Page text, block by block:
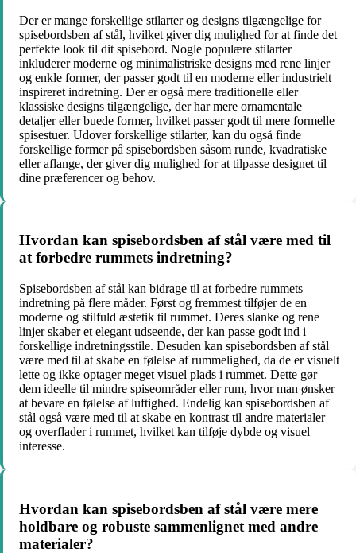
Der er mange forskellige stilarter og designs tilgængelige for
spisebordsben af stål, hvilket giver dig mulighed for at finde det
perfekte look til dit spisebord. Nogle populære stilarter
inkluderer moderne og minimalistriske designs med rene linjer
og enkle former, der passer godt til en moderne eller industrielt
inspireret indretning. Der er også mere traditionelle eller
klassiske designs tilgængelige, der har mere ornamentale
detaljer eller buede former, hvilket passer godt til mere formelle
spisestuer. Udover forskellige stilarter, kan du også finde
forskellige former på spisebordsben såsom runde, kvadratiske
eller aflange, der giver dig mulighed for at tilpasse designet til
dine præferencer og behov.
Hvordan kan spisebordsben af stål være med til
at forbedre rummets indretning?
Spisebordsben af stål kan bidrage til at forbedre rummets
indretning på flere måder. Først og fremmest tilføjer de en
moderne og stilfuld æstetik til rummet. Deres slanke og rene
linjer skaber et elegant udseende, der kan passe godt ind i
forskellige indretningsstile. Desuden kan spisebordsben af stål
være med til at skabe en følelse af rummelighed, da de er visuelt
lette og ikke optager meget visuel plads i rummet. Dette gør
dem ideelle til mindre spiseområder eller rum, hvor man ønsker
at bevare en følelse af luftighed. Endelig kan spisebordsben af
stål også være med til at skabe en kontrast til andre materialer
og overflader i rummet, hvilket kan tilføje dybde og visuel
interesse.
Hvordan kan spisebordsben af stål være mere
holdbare og robuste sammenlignet med andre
materialer?